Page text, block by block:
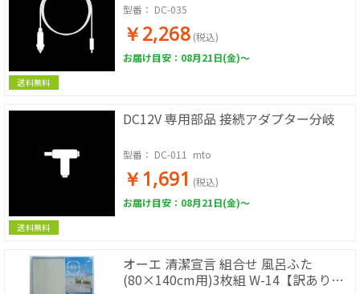
送料無料
型番： DC-035
￥2,268 (税込)
お届け目安：08月21日(金)～
送料無料
DC12V 専用部品 接続アダプター分岐
型番： DC-011_mto
￥1,691 (税込)
お届け目安：08月21日(金)～
オーエ 清潔宣言 組合せ 風呂ふた
(80×140cm用)3枚組 W-14【訳あり品